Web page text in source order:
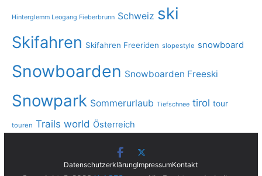
Hinterglemm Leogang Fieberbrunn Schweiz ski
Skifahren Skifahren Freeriden slopestyle snowboard
Snowboarden Snowboarden Freeski
Snowpark Sommerurlaub Tiefschnee tirol tour
touren Trails world Österreich
DatenschutzerklärungImpressumKontakt